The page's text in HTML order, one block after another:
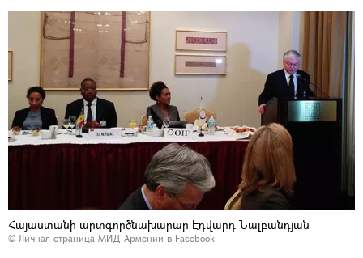
Հայաստանի արտգործնախարար Էդվարդ Նալբանդյան
© Личная страница МИД Армении в Facebook